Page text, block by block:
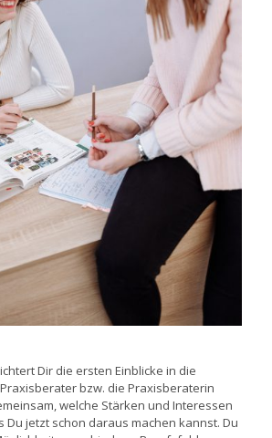
Dir die ersten Einblicke in die
bzw. die Praxisberaterin
welche Stärken und Interessen
Du jetzt schon daraus machen kannst. Du